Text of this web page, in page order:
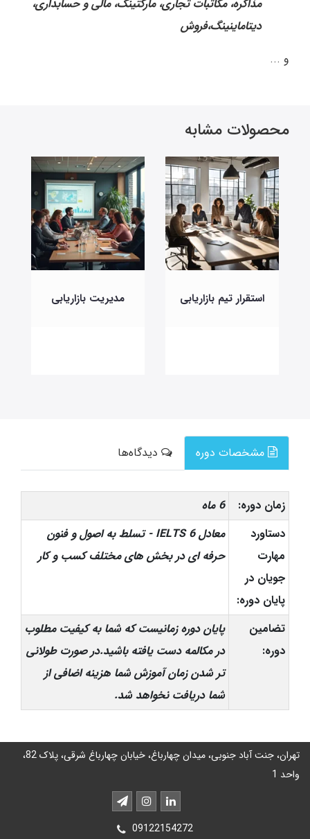
مذاکره، مکاتبات تجاری، مارکتینگ، مالی و حسابداری،
دیتاماینینگ،فروش
و ...
محصولات مشابه
استقرار تیم بازاریابی مدیریت بازاریابی
مشخصات دوره دیدگاه‌ها
زمان دوره:
6 ماه
دستاورد
مهارت
جویان در
پایان دوره:
معادل IELTS 6 - تسلط به اصول و فنون
حرفه ای در بخش های مختلف کسب و کار
تضامین
دوره:
پایان دوره زمانیست که شما به کیفیت مطلوب
در مکالمه دست یافته باشید.در صورت طولانی
تر شدن زمان آموزش شما هزینه اضافی از
شما دریافت نخواهد شد.
تهران، جنت آباد جنوبی، میدان چهارباغ، خیابان چهارباغ شرقی، پلاک 82،
واحد 1
09122154272